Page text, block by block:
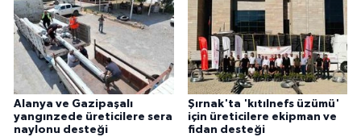
Alanya ve Gazipaşalı
yangınzede üreticilere sera
naylonu desteği
Şırnak'ta 'kıtılnefs üzümü'
için üreticilere ekipman ve
fidan desteği